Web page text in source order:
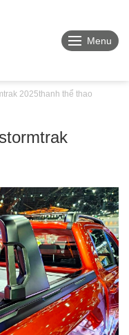
Menu
2025thanh thể thao